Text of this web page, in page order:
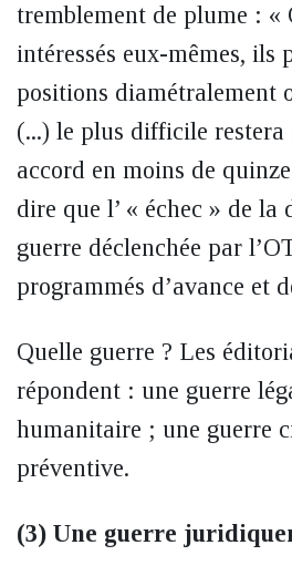
tremblement de plume : «
intéressés eux-mêmes, ils
positions diamétralement
(...) le plus difficile
accord en moins de
dire que l’ « échec » de
guerre déclenchée par
programmés d’avance et
Quelle guerre ? Les
répondent : une guerre
humanitaire ; une guerre
préventive.
(3) Une guerre